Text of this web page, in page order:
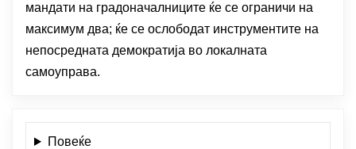
мандати на градоначалниците ќе се ограничи на
максимум два; ќе се ослободат инструментите на
непосредната демократија во локалната
самоуправа.
Повеќе